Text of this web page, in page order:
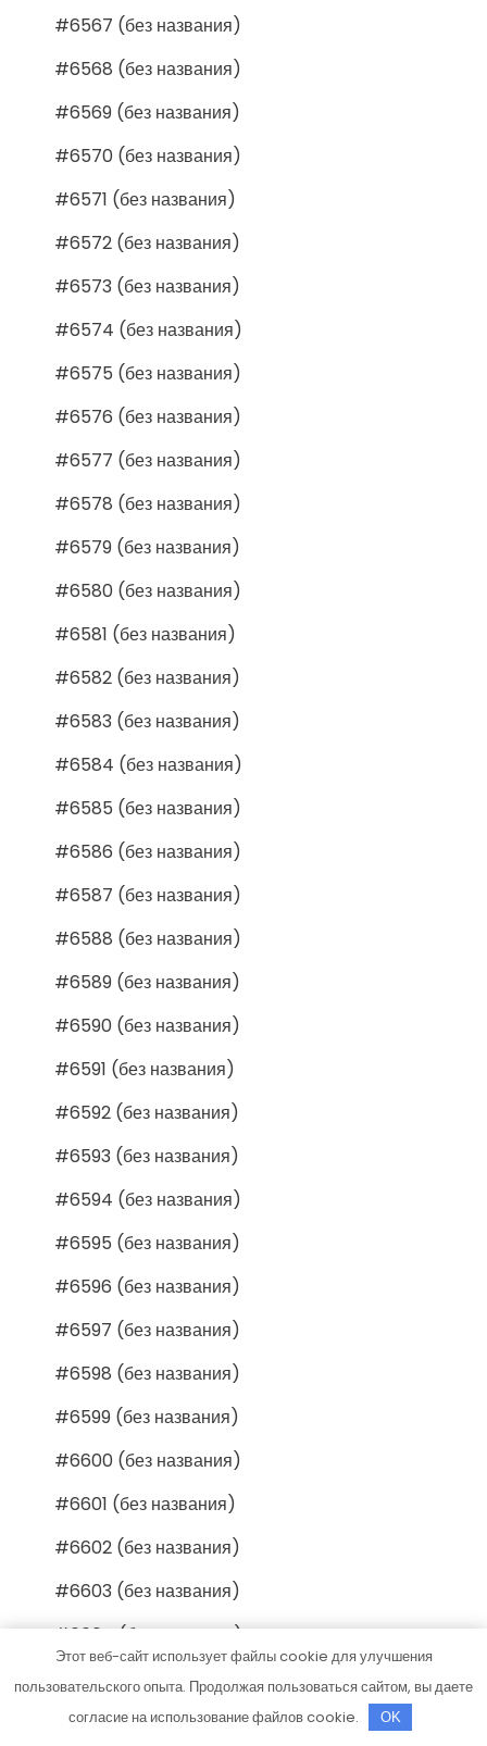
#6567 (без названия)
#6568 (без названия)
#6569 (без названия)
#6570 (без названия)
#6571 (без названия)
#6572 (без названия)
#6573 (без названия)
#6574 (без названия)
#6575 (без названия)
#6576 (без названия)
#6577 (без названия)
#6578 (без названия)
#6579 (без названия)
#6580 (без названия)
#6581 (без названия)
#6582 (без названия)
#6583 (без названия)
#6584 (без названия)
#6585 (без названия)
#6586 (без названия)
#6587 (без названия)
#6588 (без названия)
#6589 (без названия)
#6590 (без названия)
#6591 (без названия)
#6592 (без названия)
#6593 (без названия)
#6594 (без названия)
#6595 (без названия)
#6596 (без названия)
#6597 (без названия)
#6598 (без названия)
#6599 (без названия)
#6600 (без названия)
#6601 (без названия)
#6602 (без названия)
#6603 (без названия)
#6604 (без названия)
#6605 (без названия)
#6606 (без названия)
Этот веб-сайт использует файлы cookie для улучшения
пользовательского опыта. Продолжая пользоваться сайтом, вы даете
согласие на использование файлов cookie.
OK